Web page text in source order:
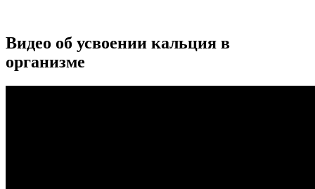
Видео об усвоении кальция в
организме